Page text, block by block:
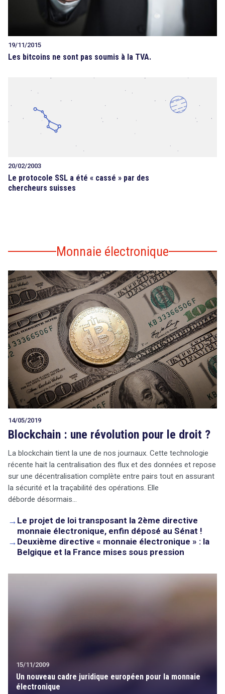
19/11/2015
Les bitcoins ne sont pas soumis à la TVA.
20/02/2003
Le protocole SSL a été « cassé » par des
chercheurs suisses
Monnaie électronique
14/05/2019
Blockchain : une révolution pour le droit ?
La blockchain tient la une de nos journaux. Cette technologie
récente hait la centralisation des flux et des données et repose
sur une décentralisation complète entre pairs tout en assurant
la sécurité et la traçabilité des opérations. Elle
déborde désormais…
→ Le projet de loi transposant la 2ème directive
monnaie électronique, enfin déposé au Sénat !
→ Deuxième directive « monnaie électronique » : la
Belgique et la France mises sous pression
15/11/2009
Un nouveau cadre juridique européen pour la monnaie
électronique